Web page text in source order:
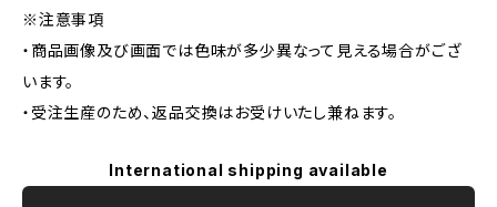
※注意事項
・商品画像及び画面では色味が多少異なって見える場合がござ
います。
・受注生産のため、返品交換はお受けいたし兼ねます。
International shipping available